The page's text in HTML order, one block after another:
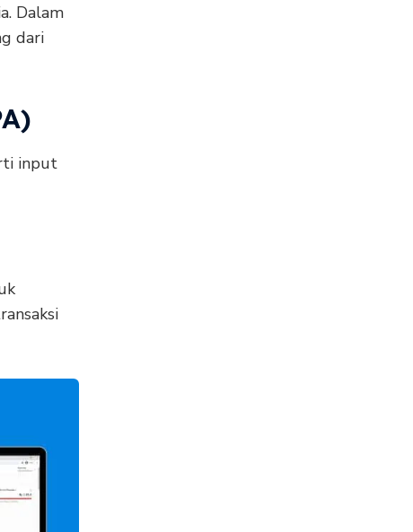
Dalam
dari
input